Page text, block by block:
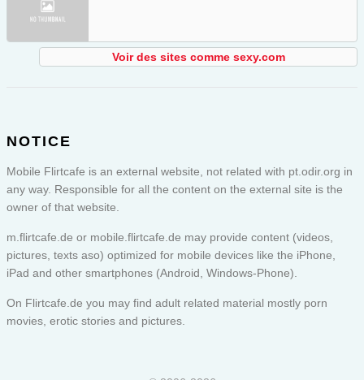
Voir des sites comme sexy.com
NOTICE
Mobile Flirtcafe is an external website, not related with pt.odir.org in
any way. Responsible for all the content on the external site is the
owner of that website.
m.flirtcafe.de or mobile.flirtcafe.de may provide content (videos,
pictures, texts aso) optimized for mobile devices like the iPhone,
iPad and other smartphones (Android, Windows-Phone).
On Flirtcafe.de you may find adult related material mostly porn
movies, erotic stories and pictures.